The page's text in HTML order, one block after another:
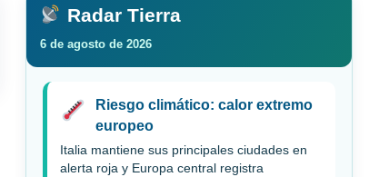
Radar Tierra
6 de agosto de 2026
Riesgo climático: calor extremo
europeo
Italia mantiene sus principales ciudades en
alerta roja y Europa central registra